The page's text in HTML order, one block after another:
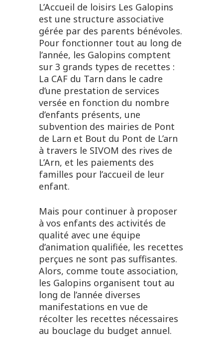
L’Accueil de loisirs Les Galopins
est une structure associative
gérée par des parents bénévoles.
Pour fonctionner tout au long de
l’année, les Galopins comptent
sur 3 grands types de recettes :
La CAF du Tarn dans le cadre
d’une prestation de services
versée en fonction du nombre
d’enfants présents, une
subvention des mairies de Pont
de Larn et Bout du Pont de L’arn
à travers le SIVOM des rives de
L’Arn, et les paiements des
familles pour l’accueil de leur
enfant.
Mais pour continuer à proposer
à vos enfants des activités de
qualité avec une équipe
d’animation qualifiée, les recettes
perçues ne sont pas suffisantes.
Alors, comme toute association,
les Galopins organisent tout au
long de l’année diverses
manifestations en vue de
récolter les recettes nécessaires
au bouclage du budget annuel.